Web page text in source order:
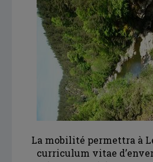
La mobilité permettra à
curriculum vitae